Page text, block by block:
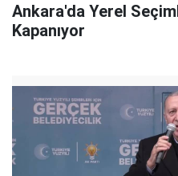
Ankara'da Yerel
Kapanıyor